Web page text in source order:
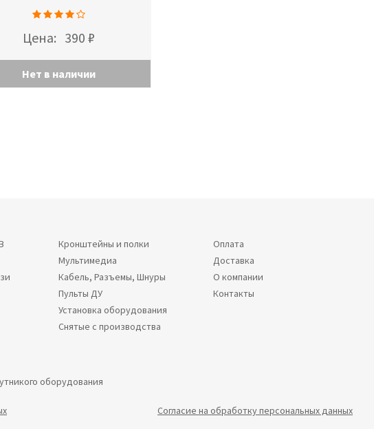
Цена: 390 ₽
Нет в наличии
Кронштейны и полки
Мультимедиа
Кабель, Разъемы, Шнуры
Пульты ДУ
Установка оборудования
Снятые с производства
Оплата
Доставка
О компании
Контакты
оборудования
Согласие на обработку персональных данных